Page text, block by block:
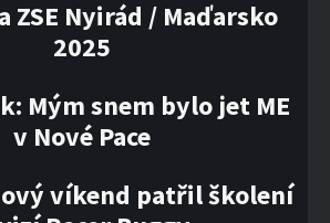
ZSE Nyirád / Maďarsko
2025
Mým snem bylo jet ME
v Nové Pace
víkend patřil školení